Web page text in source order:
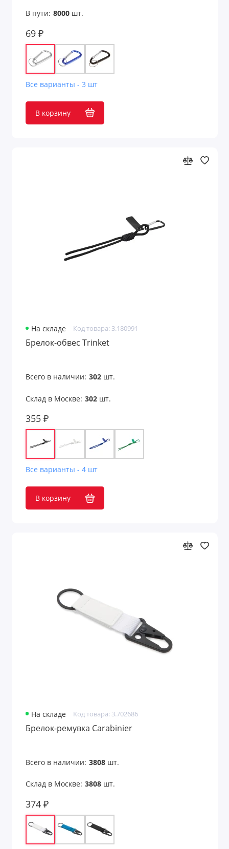
Складные ножи
Скребки
Сладости и орехи
Средства защиты
Таблетницы
Товары для животных
Товары для лета
Товары для сауны
Товары из бамбука
Товары из переработанных материалов
Товары из растительного сырья
Товары с поверхностью soft-touch
Украшения мужские
Шашки
Шкатулки для часов
Шкатулки и подставки
В пути: 8000шт.
69 ₽
Все варианты - 3 шт
В корзину
На складе Код товара: 3.180991
Брелок-обвес Trinket
Всего в наличии: 302шт.
Склад в Москве: 302шт.
355 ₽
Все варианты - 4 шт
В корзину
На складе Код товара: 3.702686
Брелок-ремувка Carabinier
Всего в наличии: 3808шт.
Склад в Москве: 3808шт.
374 ₽